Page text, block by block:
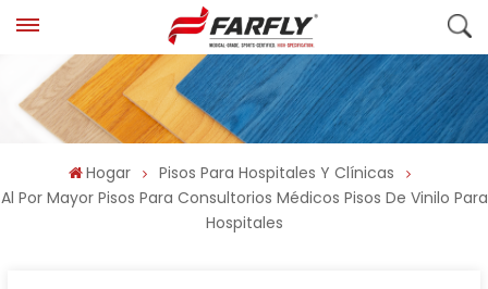
Hogar
Pisos Para Hospitales Y Clínicas
Al Por Mayor Pisos Para Consultorios Médicos Pisos De Vinilo Para
Hospitales